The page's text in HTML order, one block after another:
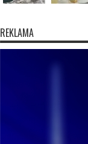
REKLAMA